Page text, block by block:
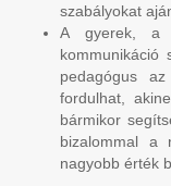
szabályokat
A gyerek, a
kommunikáció
pedagógus
fordulhat,
bármikor
bizalommal a
nagyobb érték